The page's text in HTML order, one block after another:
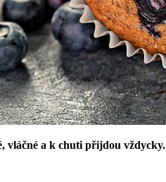
vláčné a k chuti přijdou vždycky.